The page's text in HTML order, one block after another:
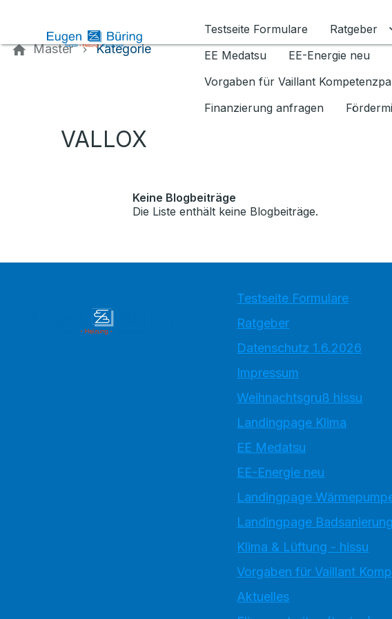
Testseite Formulare
Ratgeber
EE Medatsu
EE-Energie neu
Vorgaben für Vaillant
Finanzierung anfragen
Master Kategorie
VALLOX
Keine Blogbeiträge
Die Liste enthält keine Blogbeiträge.
Testseite Formulare
Ratgeber
Datenschutz 1.6.2026
Impressum
Weihnachtsgruß hissu
Landingpage Klima
EE Medatsu
EE-Energie neu
Landingpage
Landingpage Badsanierung
Klima & Lüftung - hissu
Vorgaben für Vaillant
Aktuelles